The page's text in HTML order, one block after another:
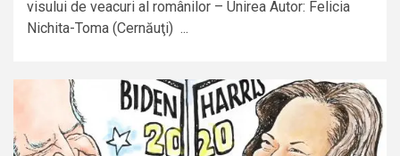
visului de veacuri al românilor – Unirea Autor: Felicia
Nichita-Toma (Cernăuţi) ...